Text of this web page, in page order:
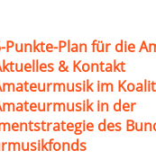
Punkte-Plan für die
& Kontakt
im
in der
des